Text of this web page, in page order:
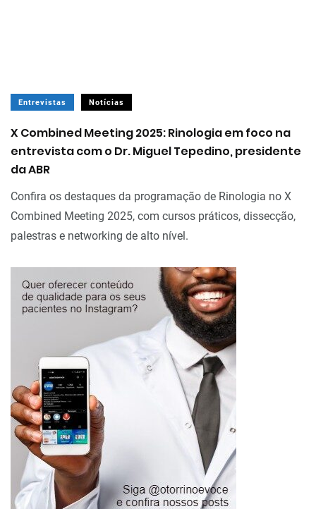
Entrevistas Notícias
X Combined Meeting 2025: Rinologia em foco na
entrevista com o Dr. Miguel Tepedino, presidente
da ABR
Confira os destaques da programação de Rinologia no X
Combined Meeting 2025, com cursos práticos, dissecção,
palestras e networking de alto nível.